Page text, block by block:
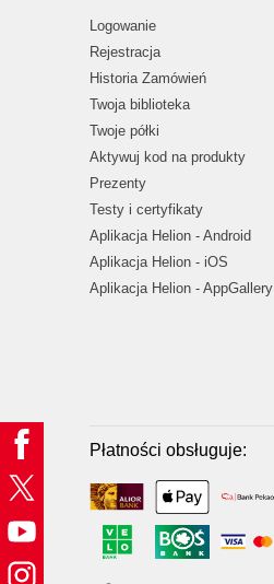
Logowanie
Rejestracja
Historia Zamówień
Twoja biblioteka
Twoje półki
Aktywuj kod na produkty
Prezenty
Testy i certyfikaty
Aplikacja Helion - Android
Aplikacja Helion - iOS
Aplikacja Helion - AppGallery
Płatności obsługuje: